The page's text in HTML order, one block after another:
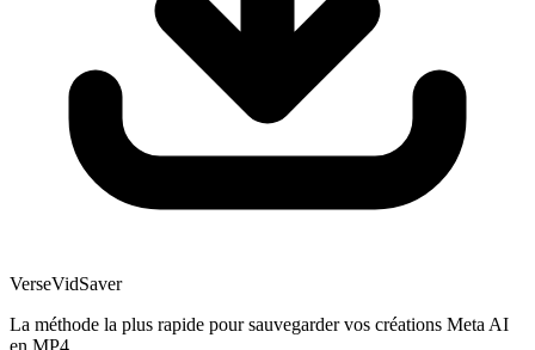
VerseVidSaver
La méthode la plus rapide pour sauvegarder vos créations Meta AI
en MP4.